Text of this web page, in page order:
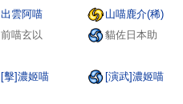
出雲阿喵 山喵鹿介(稀)
前喵玄以 貓佐日本助
[擊]濃姬喵 [演武]濃姬喵